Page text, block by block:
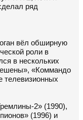
ряд
вёл обширную
роли в
в нескольких
«Коммандо
телевизионных
2» (1990),
(1996) и